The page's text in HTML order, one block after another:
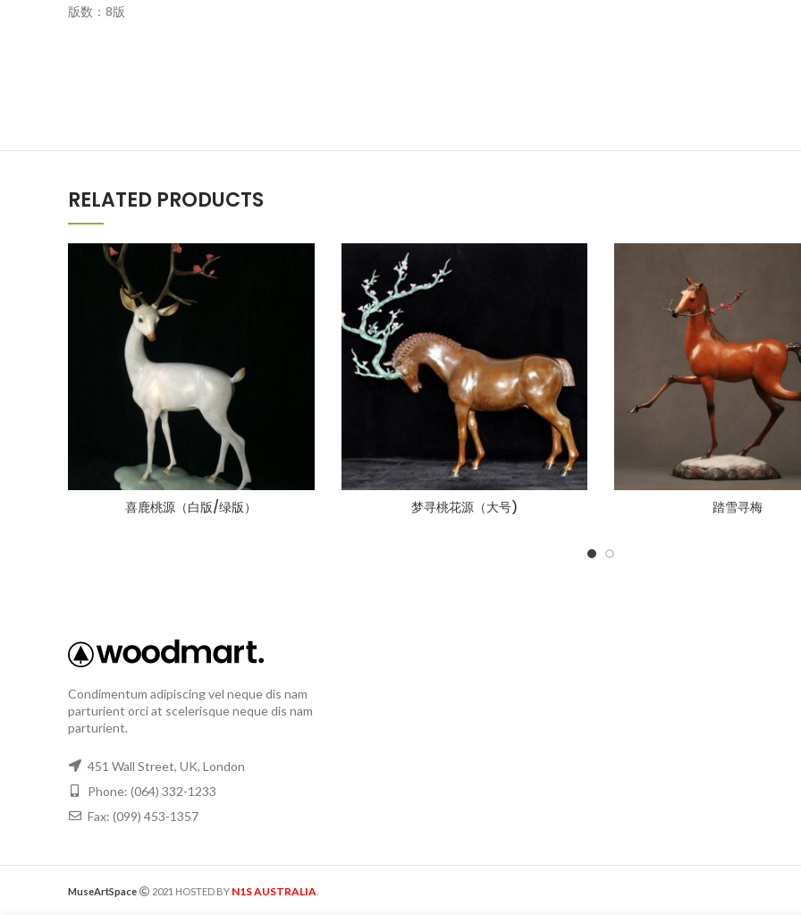
版数：8版
RELATED PRODUCTS
喜鹿桃源（白版/绿版） 梦寻桃花源（大号) 踏雪寻梅
Condimentum adipiscing vel neque dis nam
parturient orci at scelerisque neque dis nam
parturient.
451 Wall Street, UK, London
Phone: (064) 332-1233
Fax: (099) 453-1357
MuseArtSpace 2021 HOSTED BY N1S AUSTRALIA